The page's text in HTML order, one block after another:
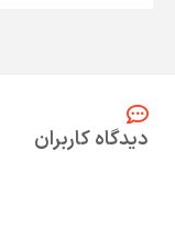
دیدگاه کاربران